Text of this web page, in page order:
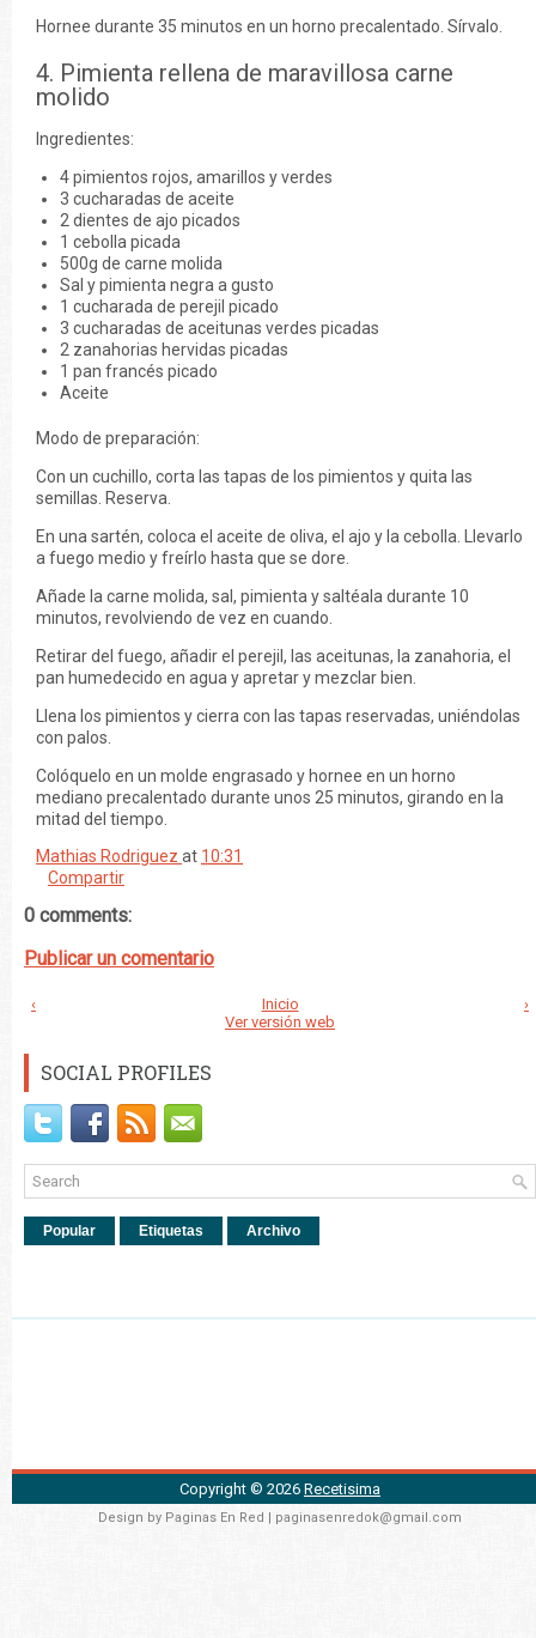
Hornee durante 35 minutos en un horno precalentado. Sírvalo.
4. Pimienta rellena de maravillosa carne
molido
Ingredientes:
4 pimientos rojos, amarillos y verdes
3 cucharadas de aceite
2 dientes de ajo picados
1 cebolla picada
500g de carne molida
Sal y pimienta negra a gusto
1 cucharada de perejil picado
3 cucharadas de aceitunas verdes picadas
2 zanahorias hervidas picadas
1 pan francés picado
Aceite
Modo de preparación:
Con un cuchillo, corta las tapas de los pimientos y quita las
semillas. Reserva.
En una sartén, coloca el aceite de oliva, el ajo y la cebolla. Llevarlo
a fuego medio y freírlo hasta que se dore.
Añade la carne molida, sal, pimienta y saltéala durante 10
minutos, revolviendo de vez en cuando.
Retirar del fuego, añadir el perejil, las aceitunas, la zanahoria, el
pan humedecido en agua y apretar y mezclar bien.
Llena los pimientos y cierra con las tapas reservadas, uniéndolas
con palos.
Colóquelo en un molde engrasado y hornee en un horno
mediano precalentado durante unos 25 minutos, girando en la
mitad del tiempo.
Mathias Rodriguez at 10:31
Compartir
0 comments:
Publicar un comentario
‹ ›
Inicio
Ver versión web
SOCIAL PROFILES
Popular Etiquetas Archivo
Copyright © 2026 Recetisima
Design by Paginas En Red | paginasenredok@gmail.com